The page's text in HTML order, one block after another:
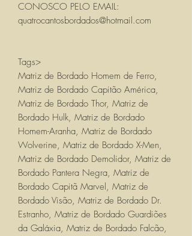
CONOSCO PELO EMAIL:
quatrocantosbordados@hotmail.com
Tags>
Matriz de Bordado Homem de Ferro,
Matriz de Bordado Capitão América,
Matriz de Bordado Thor, Matriz de
Bordado Hulk, Matriz de Bordado
Homem-Aranha, Matriz de Bordado
Wolverine, Matriz de Bordado X-Men,
Matriz de Bordado Demolidor, Matriz de
Bordado Pantera Negra, Matriz de
Bordado Capitã Marvel, Matriz de
Bordado Visão, Matriz de Bordado Dr.
Estranho, Matriz de Bordado Guardiões
da Galáxia, Matriz de Bordado Falcão,